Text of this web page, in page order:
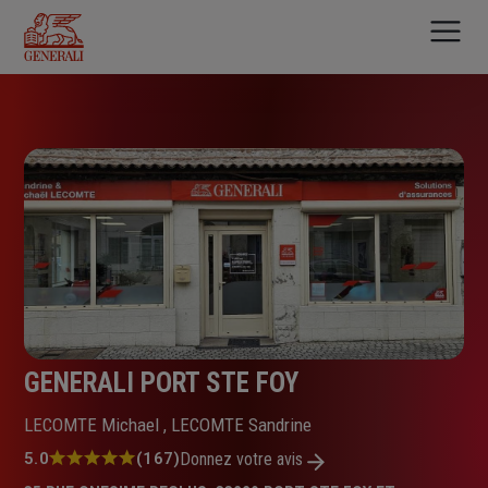
contenu
principal
GENERALI PORT STE FOY
LECOMTE Michael , LECOMTE Sandrine
Note
5.0 (167)Donnez votre avis